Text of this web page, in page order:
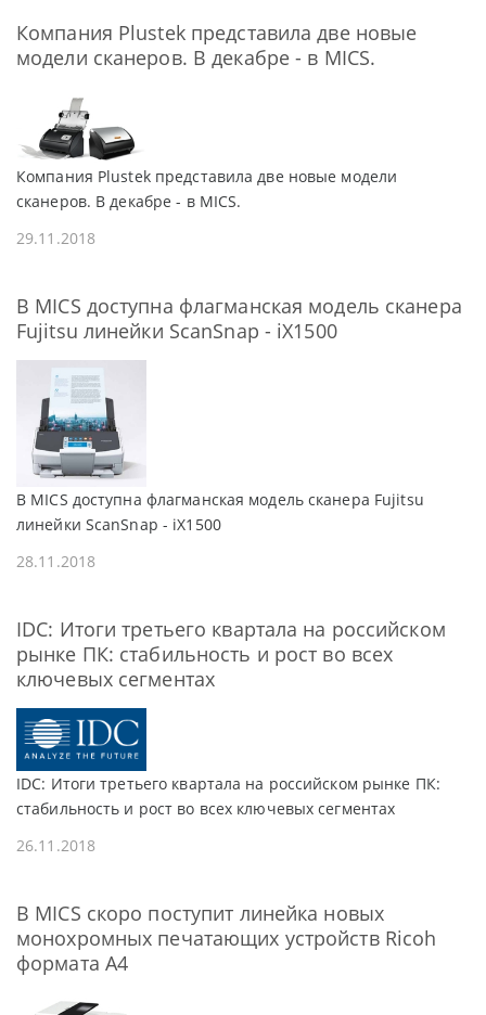
Компания Plustek представила две новые
модели сканеров. В декабре - в MICS.
Компания Plustek представила две новые модели
сканеров. В декабре - в MICS.
29.11.2018
В MICS доступна флагманская модель сканера
Fujitsu линейки ScanSnap - iX1500
В MICS доступна флагманская модель сканера Fujitsu
линейки ScanSnap - iX1500
28.11.2018
IDC: Итоги третьего квартала на российском
рынке ПК: стабильность и рост во всех
ключевых сегментах
IDC: Итоги третьего квартала на российском рынке ПК:
стабильность и рост во всех ключевых сегментах
26.11.2018
В MICS скоро поступит линейка новых
монохромных печатающих устройств Ricoh
формата A4